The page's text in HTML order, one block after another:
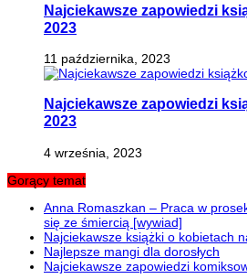
Najciekawsze zapowiedzi
2023
11 października, 2023
Najciekawsze zapowiedzi
2023
4 września, 2023
Gorący temat
Anna Romaszkan – Praca w
się ze śmiercią [wywiad]
Najciekawsze książki o kobietach
Najlepsze mangi dla dorosłych
Najciekawsze zapowiedzi